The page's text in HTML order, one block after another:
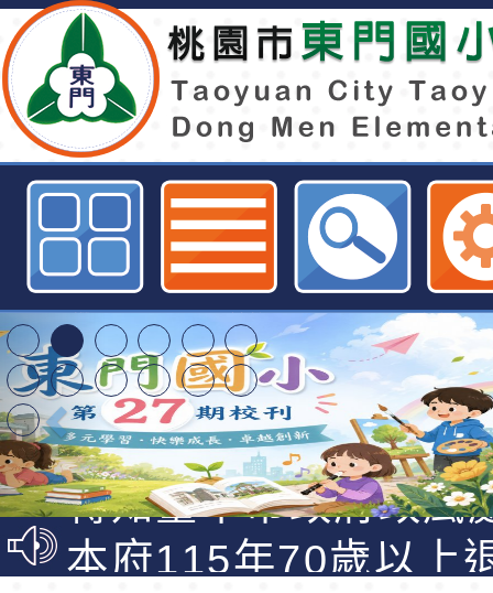
檢送桃園市教育局委請崙坪國小辦
第13屆國中小學生普及化運動計
賽」實施計畫1份-桃園市東門國小
特殊教育學生及幼兒
明手冊(修訂版)與學
說明影片
轉知臺中市政府政風
光城市手牽手，綠能
本府115年70歲以上